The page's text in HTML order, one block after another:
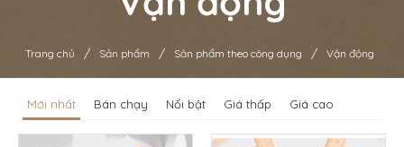
Trang chủ / Sản phẩm / Sản phẩm theo công dụng / Vận động
Mới nhất Bán chạy Nổi bật Giá thấp Giá cao